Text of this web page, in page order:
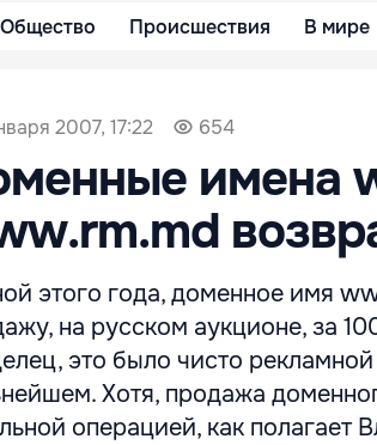
Общество Происшествия В мире
2007, 17:22 654
имена
этого года, доменное имя
на русском аукционе, за
это было чисто
Хотя, продажа
операцией, как полагает